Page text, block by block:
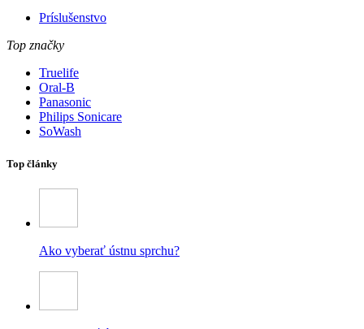
Príslušenstvo
Top značky
Truelife
Oral-B
Panasonic
Philips Sonicare
SoWash
Top články
Ako vyberať ústnu sprchu?